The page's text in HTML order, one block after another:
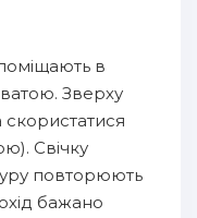
в
Зверху
Свічку
повторюють
бажано